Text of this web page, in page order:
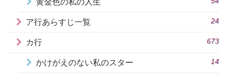
黄金色の私の人生
ア行あらすじ一覧 24
カ行 673
かけがえのない私のスター 14